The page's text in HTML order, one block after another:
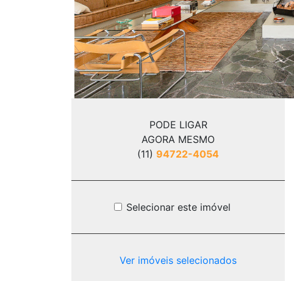
PODE LIGAR
AGORA MESMO
(11) 94722-4054
Selecionar este imóvel
Ver imóveis selecionados